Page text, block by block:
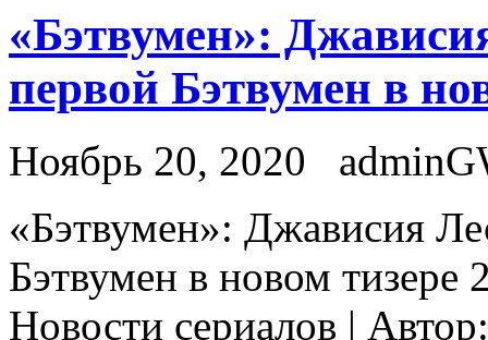
«Бэтвумен»:
первой Бэтвумен в
Ноябрь 20, 2020
«Бэтвумeн»: Джaвисия
Бэтвумен в новом тизере
Новости сериалов |